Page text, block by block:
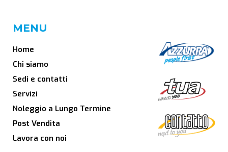
MENU
Home
Chi siamo
Sedi e contatti
Servizi
Noleggio a Lungo Termine
Post Vendita
Lavora con noi